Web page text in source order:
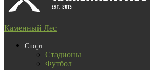
Каменный Лес
Спорт
Стадионы
Футбол